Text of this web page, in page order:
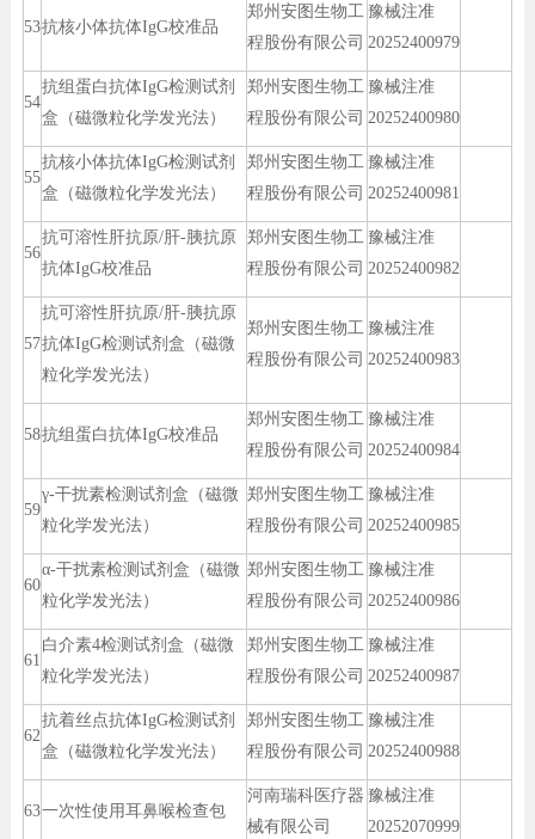
53抗核小体抗体IgG校准品
郑州安图生物工
程股份有限公司
豫械注准
20252400979
54
抗组蛋白抗体IgG检测试剂
盒（磁微粒化学发光法）
郑州安图生物工
程股份有限公司
豫械注准
20252400980
55
抗核小体抗体IgG检测试剂
盒（磁微粒化学发光法）
郑州安图生物工
程股份有限公司
豫械注准
20252400981
56
抗可溶性肝抗原/肝-胰抗原
抗体IgG校准品
郑州安图生物工
程股份有限公司
豫械注准
20252400982
57
抗可溶性肝抗原/肝-胰抗原
抗体IgG检测试剂盒（磁微
粒化学发光法）
郑州安图生物工
程股份有限公司
豫械注准
20252400983
58抗组蛋白抗体IgG校准品
郑州安图生物工
程股份有限公司
豫械注准
20252400984
59
γ-干扰素检测试剂盒（磁微
粒化学发光法）
郑州安图生物工
程股份有限公司
豫械注准
20252400985
60
α-干扰素检测试剂盒（磁微
粒化学发光法）
郑州安图生物工
程股份有限公司
豫械注准
20252400986
61
白介素4检测试剂盒（磁微
粒化学发光法）
郑州安图生物工
程股份有限公司
豫械注准
20252400987
62
抗着丝点抗体IgG检测试剂
盒（磁微粒化学发光法）
郑州安图生物工
程股份有限公司
豫械注准
20252400988
63一次性使用耳鼻喉检查包
河南瑞科医疗器
械有限公司
豫械注准
20252070999